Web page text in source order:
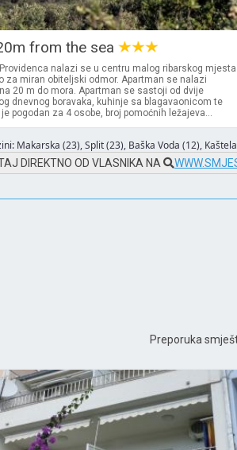
from the sea
nalazi se u centru malog ribarskog mjesta
za miran obiteljski odmor. Apartman se nalazi
20 m do mora. Apartman se sastoji od dvije
dnevnog boravaka, kuhinje sa blagavaonicom te
pogodan za 4 osobe, broj pomoćnih ležajeva...
Makarska (23),Split (23), Baška Voda (12),
DIREKTNO OD VLASNIKA NA
Preporuka